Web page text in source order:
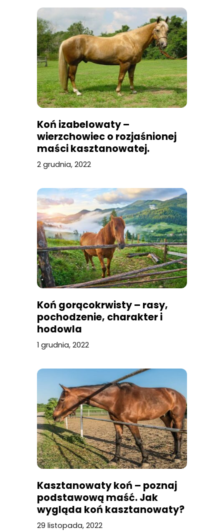
Koń izabelowaty –
wierzchowiec o rozjaśnionej
maści kasztanowatej.
Sprawdź, czym się cechuje i
jak ją rozpoznać!
2 grudnia, 2022
Koń gorącokrwisty – rasy,
pochodzenie, charakter i
hodowla
1 grudnia, 2022
Kasztanowaty koń – poznaj
podstawową maść. Jak
wygląda koń kasztanowaty?
29 listopada, 2022